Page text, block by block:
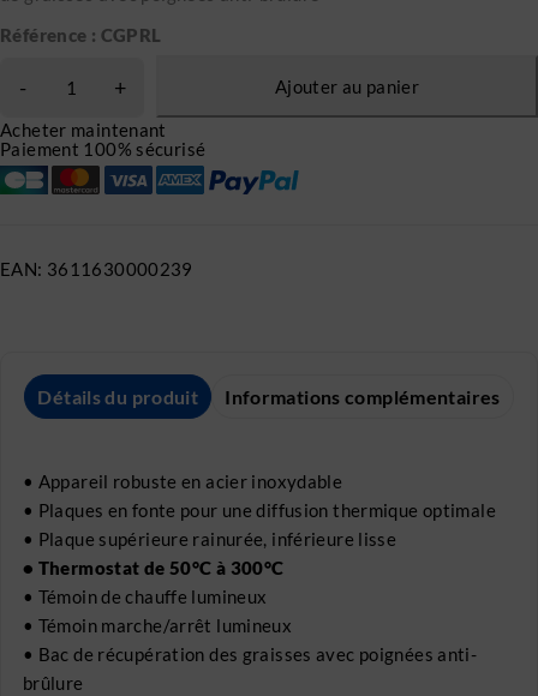
Référence : CGPRL
Ajouter au panier
Acheter maintenant
Paiement 100% sécurisé
EAN: 3611630000239
Détails du produit Informations complémentaires
• Appareil robuste en acier inoxydable
• Plaques en fonte pour une diffusion thermique optimale
• Plaque supérieure rainurée, inférieure lisse
• Thermostat de 50°C à 300°C
• Témoin de chauffe lumineux
• Témoin marche/arrêt lumineux
• Bac de récupération des graisses avec poignées anti-
brûlure